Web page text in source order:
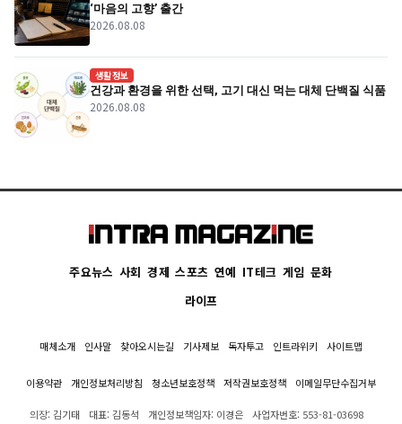
‘마음의 고향’ 출간
2026.08.08
생활정보
건강과 환경을 위한 선택, 고기 대신 먹는 대체 단백질 식품
2026.08.08
주요뉴스 사회 경제 스포츠 연예 IT테크 게임 문화
라이프
매체소개 인사말 찾아오시는길 기사제보 독자투고 인트라위키 사이트맵
이용약관 개인정보처리방침 청소년보호정책 저작권보호정책 이메일무단수집거부
의장: 김기태 대표: 김동석 개인정보책임자: 이경은 사업자번호: 553-81-03698